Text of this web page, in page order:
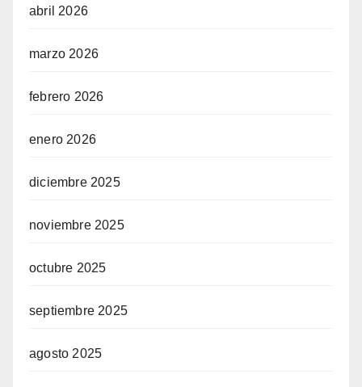
abril 2026
marzo 2026
febrero 2026
enero 2026
diciembre 2025
noviembre 2025
octubre 2025
septiembre 2025
agosto 2025